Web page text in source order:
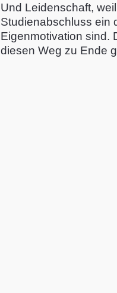
Und Leidenschaft,
Studienabschluss ein
Eigenmotivation sind.
diesen Weg zu Ende